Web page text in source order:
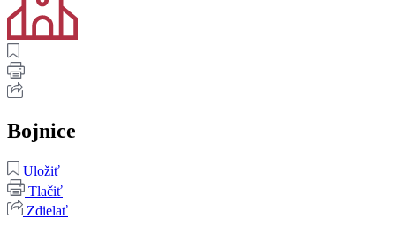
Bojnice
Uložiť
Tlačiť
Zdielať